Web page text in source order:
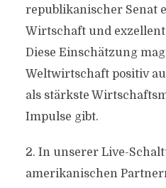
republikanischer Senat
Wirtschaft und
Diese Einschätzung
Weltwirtschaft positiv
als stärkste
Impulse gibt.
2. In unserer Live-
amerikanischen